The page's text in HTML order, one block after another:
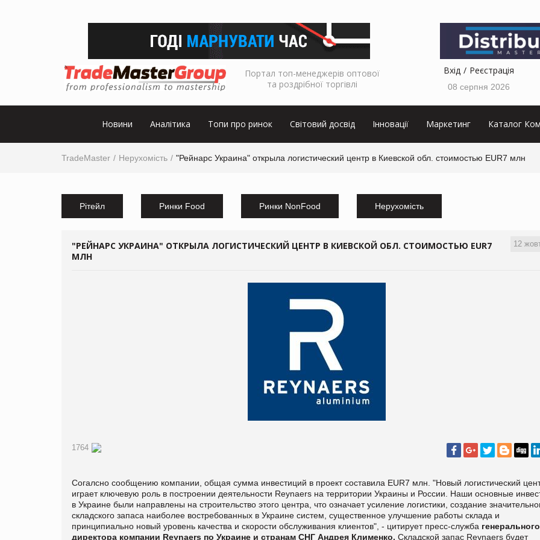
Портал топ-менеджерів оптової
та роздрібної торгівлі
Вхід Реєстрація
08 серпня 2026
Новини Аналітика Топи про ринок Світовий досвід Інновації Маркетинг Каталог
TradeMaster Нерухомість "Рейнарс Украина" открыла логистический центр в Киевской обл. стоимостью EUR7 млн
Рітейл Ринки Food Ринки NonFood Нерухомість
12
"РЕЙНАРС УКРАИНА" ОТКРЫЛА ЛОГИСТИЧЕСКИЙ ЦЕНТР В КИЕВСКОЙ ОБЛ. СТОИМОСТЬЮ EUR7
МЛН
1764
Согалсно сообщению компании, общая сумма инвестиций в проект составила EUR7 млн. "Новый логистический
играет ключевую роль в построении деятельности Reynaers на территории Украины и России. Наши основные
в Украине были направлены на строительство этого центра, что означает усиление логистики, создание
складского запаса наиболее востребованных в Украине систем, существенное улучшение работы склада и
принципиально новый уровень качества и скорости обслуживания клиентов", - цитирует пресс-служба генерального
директора компании Reynaers по Украине и странам СНГ Андрея Клименко. Складской запас Reynaers будет